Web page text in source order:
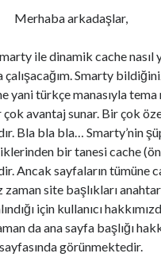
Merhaba arkadaşlar,
ile dinamik cache
çalışacağım. Smarty
yani türkçe manasıyla
avantaj sunar. Bir çok
Bla bla bla… Smarty’nin
bir tanesi cache
Ancak sayfaların tümüne
zaman site başlıkları
için kullanıcı
da ana sayfa başlığı
sayfasında görünmektedir.